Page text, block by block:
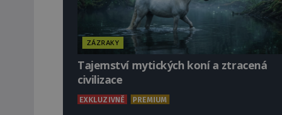
ZÁZRAKY
Tajemství mytických koní a ztracená
civilizace
EXKLUZIVNĚ PREMIUM